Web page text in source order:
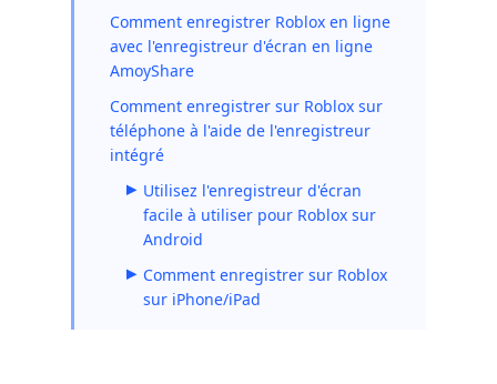
Comment enregistrer Roblox en ligne
avec l'enregistreur d'écran en ligne
AmoyShare
Comment enregistrer sur Roblox sur
téléphone à l'aide de l'enregistreur
intégré
Utilisez l'enregistreur d'écran
facile à utiliser pour Roblox sur
Android
Comment enregistrer sur Roblox
sur iPhone/iPad